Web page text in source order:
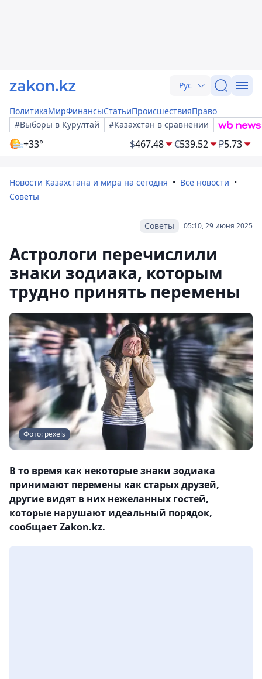
Рус
ПолитикаМирФинансыСтатьиПроисшествияПраво
#Выборы в Курултай
#Казахстан в сравнении
+33° $467.48 €539.52 ₽5.73
Новости Казахстана и мира на сегодня
Все новости
Советы
05:10, 29 июня 2025
Советы
Астрологи перечислили
знаки зодиака, которым
трудно принять перемены
Фото: pexels
В то время как некоторые знаки зодиака
принимают перемены как старых друзей,
другие видят в них нежеланных гостей,
которые нарушают идеальный порядок,
сообщает Zakon.kz.